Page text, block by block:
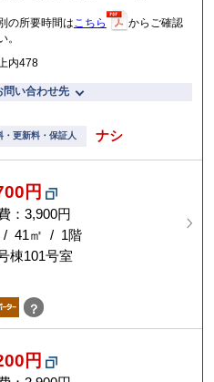
の所要時間はこちら
からご確認
。
内478
問い合わせ先
更新料・保証人 ナシ
円
：3,900円
/ 41㎡ / 1階
棟101号室
？
円